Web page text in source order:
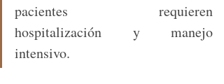
pacientes requieren
hospitalización y manejo
intensivo.